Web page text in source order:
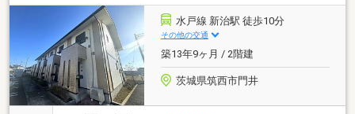
水戸線 新治駅 徒歩10分
その他の交通
築13年9ヶ月 / 2階建
茨城県筑西市門井